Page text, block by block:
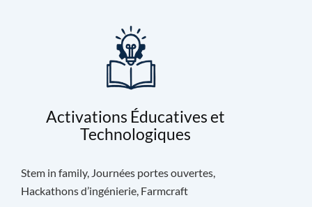
Activations Éducatives et
Technologiques
Stem in family, Journées portes ouvertes,
Hackathons d’ingénierie, Farmcraft